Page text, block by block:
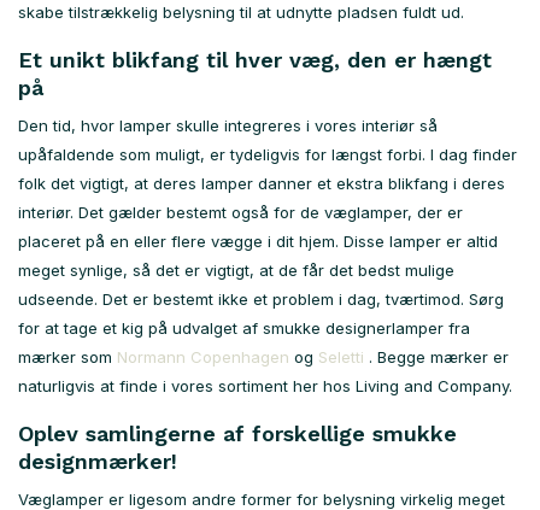
skabe tilstrækkelig belysning til at udnytte pladsen fuldt ud.
Et unikt blikfang til hver væg, den er hængt
på
Den tid, hvor lamper skulle integreres i vores interiør så
upåfaldende som muligt, er tydeligvis for længst forbi. I dag finder
folk det vigtigt, at deres lamper danner et ekstra blikfang i deres
interiør. Det gælder bestemt også for de væglamper, der er
placeret på en eller flere vægge i dit hjem. Disse lamper er altid
meget synlige, så det er vigtigt, at de får det bedst mulige
udseende. Det er bestemt ikke et problem i dag, tværtimod. Sørg
for at tage et kig på udvalget af smukke designerlamper fra
mærker som Normann Copenhagen og Seletti . Begge mærker er
naturligvis at finde i vores sortiment her hos Living and Company.
Oplev samlingerne af forskellige smukke
designmærker!
Væglamper er ligesom andre former for belysning virkelig meget